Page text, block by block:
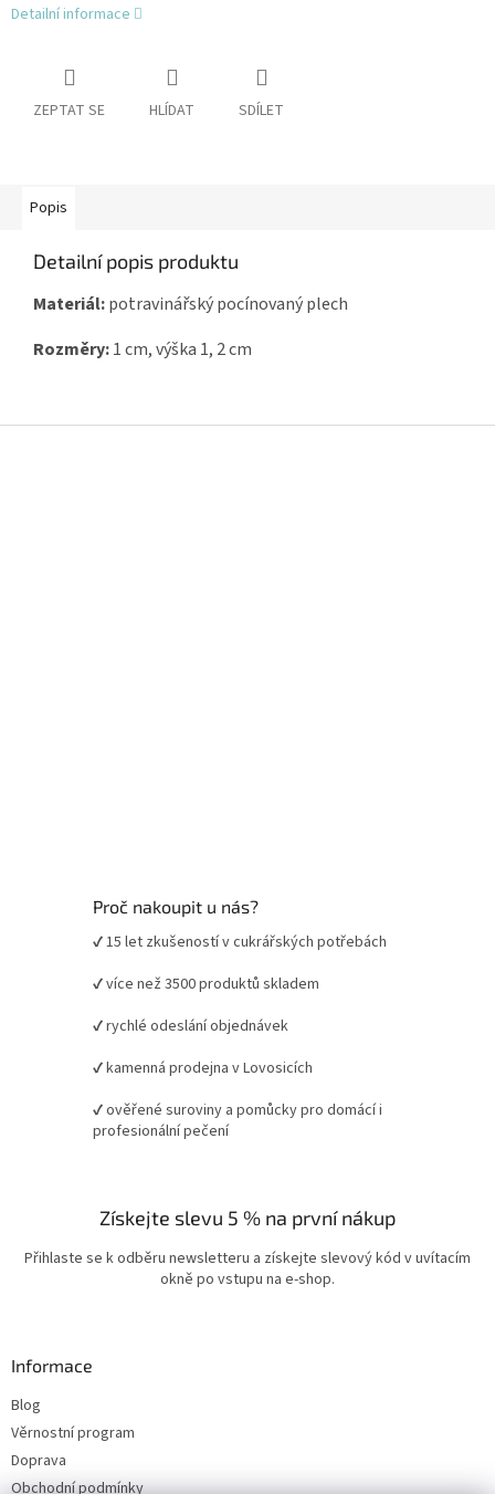
Detailní informace
ZEPTAT SE HLÍDAT SDÍLET
Popis
Detailní popis produktu
Materiál:potravinářský pocínovaný plech
Rozměry:1 cm, výška 1, 2 cm
Proč nakoupit u nás?
✔ 15 let zkušeností v cukrářských potřebách
✔ více než 3500 produktů skladem
✔ rychlé odeslání objednávek
✔ kamenná prodejna v Lovosicích
✔ ověřené suroviny a pomůcky pro domácí i
profesionální pečení
Získejte slevu 5 % na první nákup
Přihlaste se k odběru newsletteru a získejte slevový kód v uvítacím
okně po vstupu na e-shop.
Informace
Blog
Věrnostní program
Doprava
Obchodní podmínky